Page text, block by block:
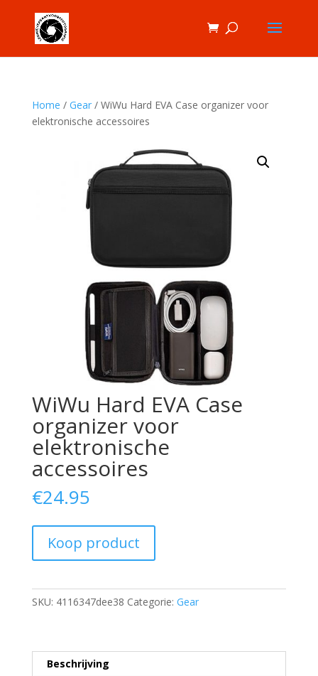
Home / Gear/ WiWu Hard EVA Case organizer voor
elektronische accessoires
WiWu Hard EVA Case
organizer voor
elektronische
accessoires
€24.95
Koop product
SKU: 4116347dee38 Categorie: Gear
Beschrijving